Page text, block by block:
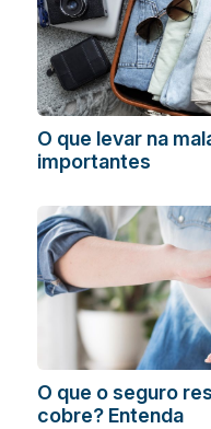
O que levar na
importantes
O que o seguro
cobre? Entenda